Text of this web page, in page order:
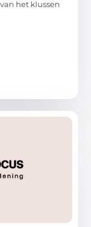
het klussen